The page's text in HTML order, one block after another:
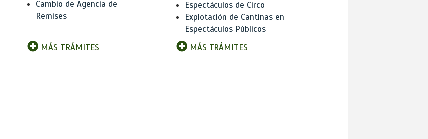
Cambio de Agencia de
Remises
MÁS TRÁMITES
Espectáculos de Circo
Explotación de Cantinas en
Espectáculos Públicos
MÁS TRÁMITES